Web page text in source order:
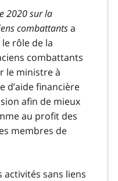
2020 sur la
combattantsa
rôle de la
combattants
le ministre à
d’aide financière
afin de mieux
au profit des
membres de
activités sans liens